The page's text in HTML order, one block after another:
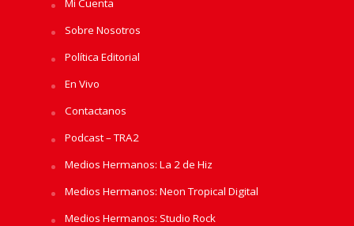
Sobre Nosotros
Política Editorial
En Vivo
Contactanos
Podcast – TRA2
Medios Hermanos: La 2 de Hiz
Medios Hermanos: Neon Tropical Digital
Medios Hermanos: Studio Rock